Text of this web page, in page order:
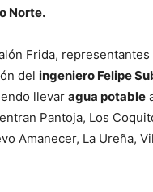
Norte.
Frida,
del ingeniero Felipe
llevar agua potable
Pantoja, Los
Amanecer, La Ureña,